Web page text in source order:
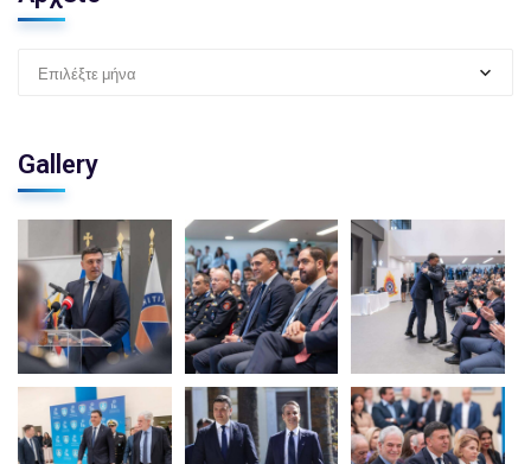
Επιλέξτε μήνα
Gallery